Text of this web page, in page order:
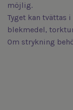
möjlig.
Tyget kan tvättas
blekmedel,
Om strykning